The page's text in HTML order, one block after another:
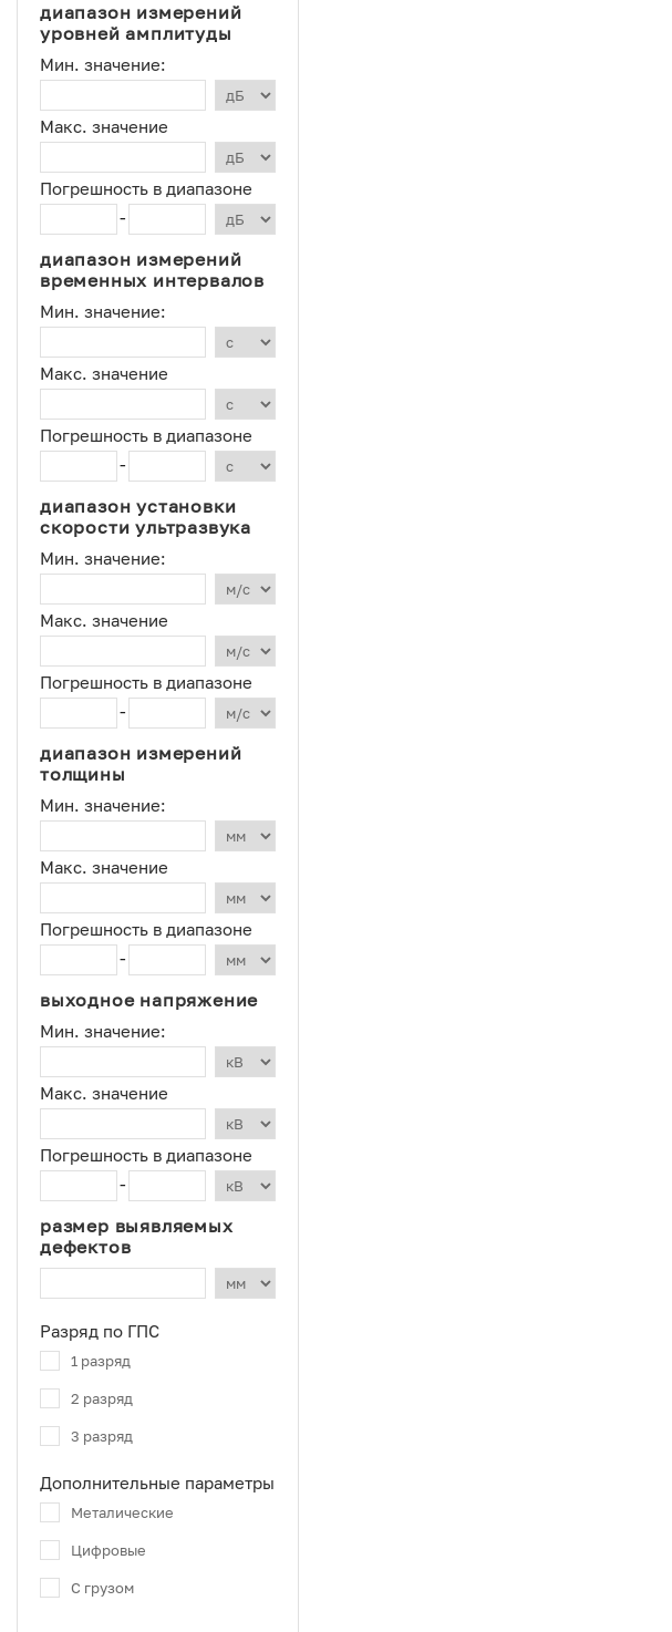
диапазон измерений
уровней амплитуды
Мин. значение:
Макс. значение
Погрешность в диапазоне
-
диапазон измерений
временных интервалов
Мин. значение:
Макс. значение
Погрешность в диапазоне
-
диапазон установки
скорости ультразвука
Мин. значение:
Макс. значение
Погрешность в диапазоне
-
диапазон измерений
толщины
Мин. значение:
Макс. значение
Погрешность в диапазоне
-
выходное напряжение
Мин. значение:
Макс. значение
Погрешность в диапазоне
-
размер выявляемых
дефектов
Разряд по ГПС
1 разряд
2 разряд
3 разряд
Дополнительные параметры
Металические
Цифровые
С грузом